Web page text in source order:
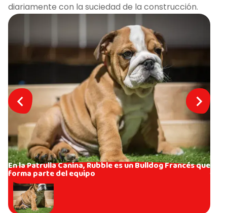
diariamente con la suciedad de la construcción.
En la Patrulla Canina, Rubble es un Bulldog Francés que
forma parte del equipo